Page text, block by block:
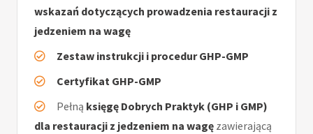
wskazań dotyczących prowadzenia restauracji z
jedzeniem na wagę
Zestaw instrukcji i procedur GHP-GMP
Certyfikat GHP-GMP
Pełną księgę Dobrych Praktyk (GHP i GMP)
dla restauracji z jedzeniem na wagę zawierającą